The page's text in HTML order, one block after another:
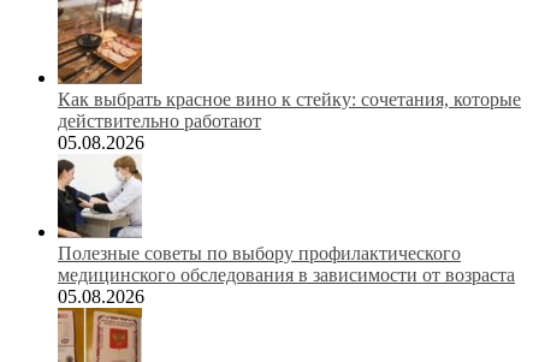
Как выбрать красное вино к стейку: сочетания, которые
действительно работают
05.08.2026
Полезные советы по выбору профилактического
медицинского обследования в зависимости от возраста
05.08.2026